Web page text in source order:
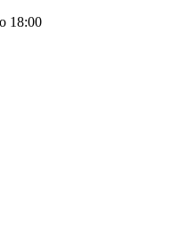
18:00